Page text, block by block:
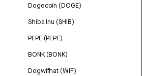
Dogecoin (DOGE)
Shiba Inu (SHIB)
PEPE (PEPE)
BONK (BONK)
Dogwifhat (WIF)